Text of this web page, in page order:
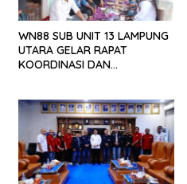
WN88 SUB UNIT 13 LAMPUNG
UTARA GELAR RAPAT
KOORDINASI DAN